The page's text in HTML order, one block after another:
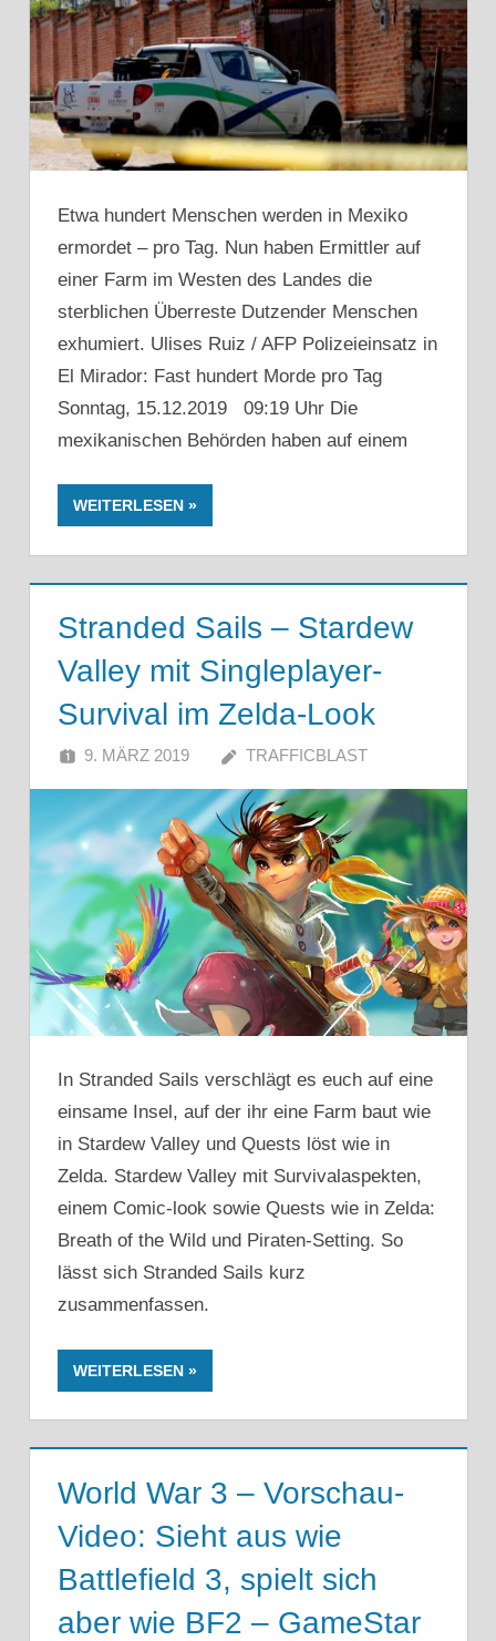
Etwa hundert Menschen werden in Mexiko
ermordet – pro Tag. Nun haben Ermittler auf
einer Farm im Westen des Landes die
sterblichen Überreste Dutzender Menschen
exhumiert. Ulises Ruiz / AFP Polizeieinsatz in
El Mirador: Fast hundert Morde pro Tag
Sonntag, 15.12.2019 09:19 Uhr Die
mexikanischen Behörden haben auf einem
WEITERLESEN
Stranded Sails – Stardew
Valley mit Singleplayer-
Survival im Zelda-Look
9. MÄRZ 2019 TRAFFICBLAST
In Stranded Sails verschlägt es euch auf eine
einsame Insel, auf der ihr eine Farm baut wie
in Stardew Valley und Quests löst wie in
Zelda. Stardew Valley mit Survivalaspekten,
einem Comic-look sowie Quests wie in Zelda:
Breath of the Wild und Piraten-Setting. So
lässt sich Stranded Sails kurz
zusammenfassen.
WEITERLESEN
World War 3 – Vorschau-
Video: Sieht aus wie
Battlefield 3, spielt sich
aber wie BF2 – GameStar